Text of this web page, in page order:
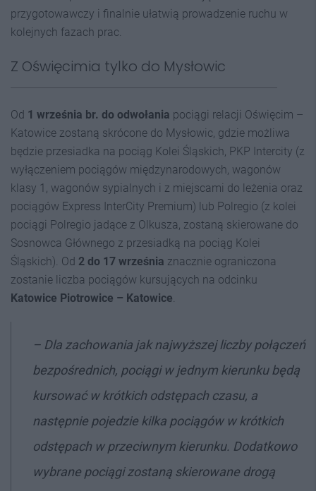
przygotowawczy i finalnie ułatwią prowadzenie ruchu w
kolejnych fazach prac.
Z Oświęcimia tylko do Mysłowic
Od 1 września br. do odwołania pociągi relacji Oświęcim –
Katowice zostaną skrócone do Mysłowic, gdzie możliwa
będzie przesiadka na pociąg Kolei Śląskich, PKP Intercity (z
wyłączeniem pociągów międzynarodowych, wagonów
klasy 1, wagonów sypialnych i z miejscami do leżenia oraz
pociągów Express InterCity Premium) lub Polregio (z kolei
pociągi Polregio jadące z Olkusza, zostaną skierowane do
Sosnowca Głównego z przesiadką na pociąg Kolei
Śląskich). Od 2 do 17 września znacznie ograniczona
zostanie liczba pociągów kursujących na odcinku
Katowice Piotrowice – Katowice
– Dla zachowania jak najwyższej liczby połączeń
bezpośrednich, pociągi w jednym kierunku będą
kursować w krótkich odstępach czasu, a
następnie pojedzie kilka pociągów w krótkich
odstępach w przeciwnym kierunku. Dodatkowo
wybrane pociągi zostaną skierowane drogą